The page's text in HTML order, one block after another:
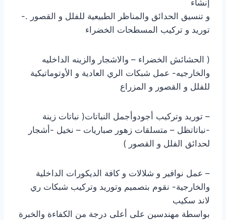
إنشاء
و تنسيق الحدائق والمناظر الطبيعية للفلل و القصور .-
توريد و تركيب المسطحات الخضراء
( الحشائش الخضراء – والاشجار والزينه الداخليه
والخارجيه- عمل شبكات الري العادية و الأوتوماتيكية
للفلل و القصور و المزراع
– توريد وتركيب أجودوأجمل النباتات( نباتات زينة
-نباتاتظل – متسلقات زهور صباريات – نخيل -أشجار
لحدائق الفلل و القصور )
– عمل نوافير و شلالات و كافة الديكورات الداخلية
والخارجية- نقوم بتصميم وتوريد وتركيب شبكات ري
لاند سكيب
بواسطة مهندسين على أعلى درجة من الكفاءة والخبرة